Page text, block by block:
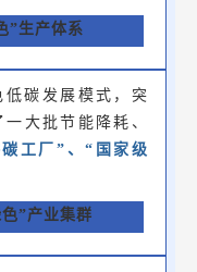
”生产体系
碳发展模式，突
大批节能降耗、
工厂”、“国家级
”产业集群